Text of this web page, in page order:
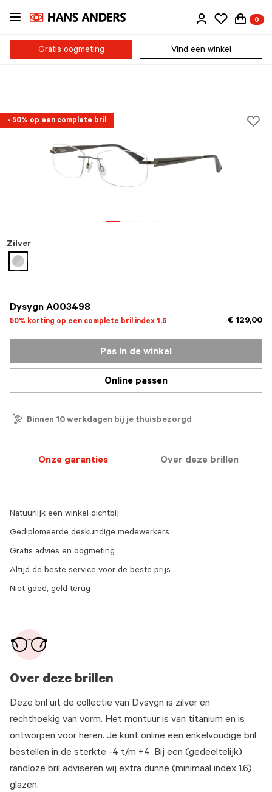
Ga
naar
inhoud
0
Gratis oogmeting Vind een winkel
- 50% op een complete bril
Dysygn A003498
50% korting op een complete bril index 1.6 € 129,00
Zilver
geselecteerd
Pas in de winkel
Online passen
Binnen 10 werkdagen bij je thuisbezorgd
Onze garanties Over deze brillen
Over deze brillen
Deze bril uit de collectie van Dysygn is zilver en
rechthoekig van vorm. Het montuur is van titanium en is
ontworpen voor heren. Je kunt online een enkelvoudige bril
bestellen in de sterkte -4 t/m +4. Bij een (gedeeltelijk)
randloze bril adviseren wij extra dunne (minimaal index 1.6)
glazen.
Natuurlijk een winkel dichtbij
Gediplomeerde deskundige medewerkers
Gratis advies en oogmeting
Altijd de beste service voor de beste prijs
Niet goed, geld terug